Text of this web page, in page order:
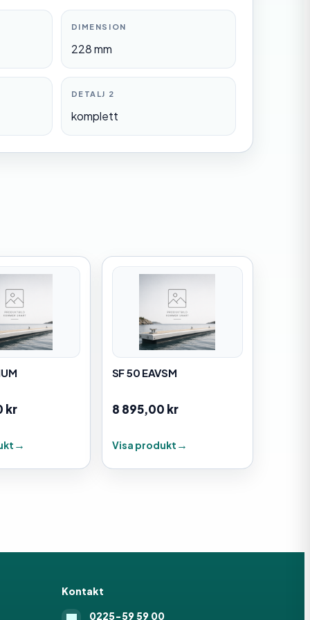
DIMENSION
228 mm
DETALJ 2
komplett
kr
SF 50 EAVSM
8 895,00 kr
Visa produkt
Kontakt
0225-59 59 00